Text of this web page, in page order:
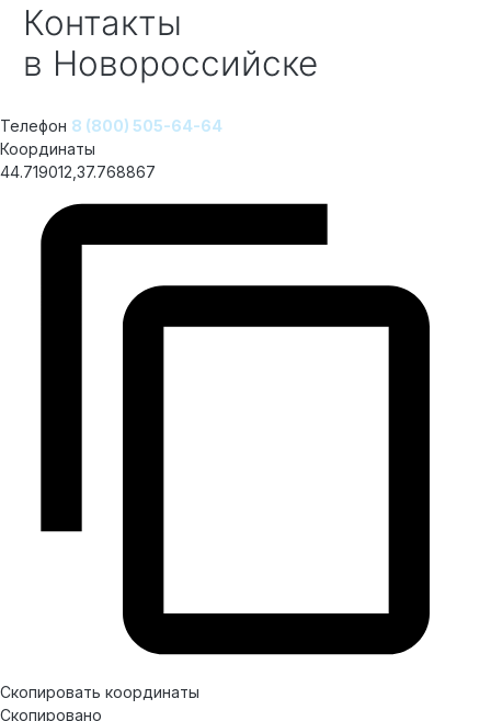
Контакты
в Новороссийске
Телефон 8 (800) 505-64-64
Координаты
44.719012,37.768867
Скопировать координаты
Скопировано